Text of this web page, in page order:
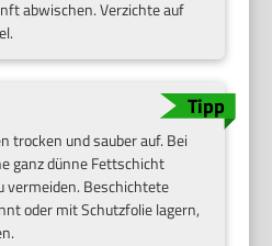
abwischen. Verzichte auf
trocken und sauber auf. Bei
ganz dünne Fettschicht
vermeiden. Beschichtete
oder mit Schutzfolie lagern,